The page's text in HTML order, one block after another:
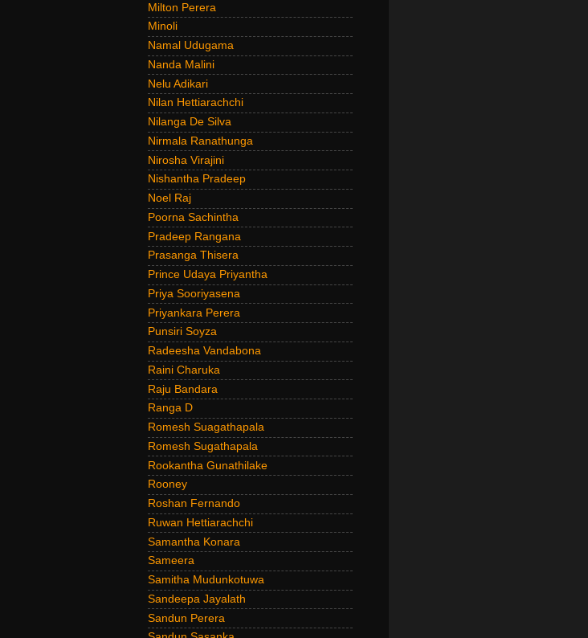
Milton Perera
Minoli
Namal Udugama
Nanda Malini
Nelu Adikari
Nilan Hettiarachchi
Nilanga De Silva
Nirmala Ranathunga
Nirosha Virajini
Nishantha Pradeep
Noel Raj
Poorna Sachintha
Pradeep Rangana
Prasanga Thisera
Prince Udaya Priyantha
Priya Sooriyasena
Priyankara Perera
Punsiri Soyza
Radeesha Vandabona
Raini Charuka
Raju Bandara
Ranga D
Romesh Suagathapala
Romesh Sugathapala
Rookantha Gunathilake
Rooney
Roshan Fernando
Ruwan Hettiarachchi
Samantha Konara
Sameera
Samitha Mudunkotuwa
Sandeepa Jayalath
Sandun Perera